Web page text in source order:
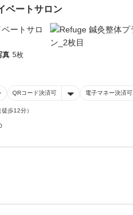
ベートサロン
真 5枚
QRコード決済可 電子マネー決済可
歩12分）